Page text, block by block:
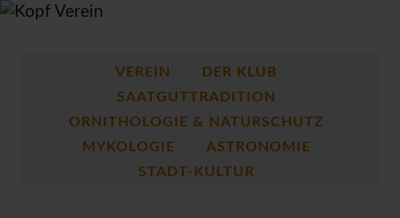
VEREIN
DER KLUB
SAATGUTTRADITION
ORNITHOLOGIE & NATURSCHUTZ
MYKOLOGIE
ASTRONOMIE
STADT-KULTUR